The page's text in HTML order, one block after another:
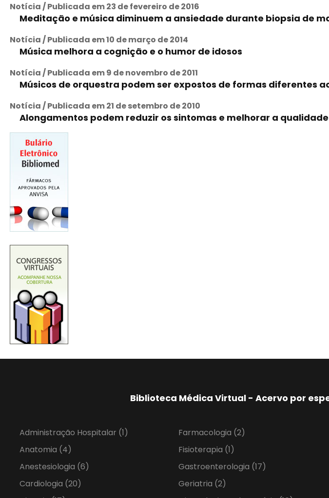
Notícia / Publicada em 23 de fevereiro de 2016
Meditação e música diminuem a ansiedade durante biopsia de
Notícia / Publicada em 10 de março de 2014
Música melhora a cognição e o humor de idosos
Notícia / Publicada em 9 de novembro de 2011
Músicos de orquestra podem ser expostos de formas diferentes
Notícia / Publicada em 21 de setembro de 2010
Alongamentos podem reduzir os sintomas e melhorar a
Biblioteca Médica Virtual - Acervo por
Administração Hospitalar (1)
Anatomia (4)
Anestesiologia (6)
Cardiologia (20)
Farmacologia (2)
Fisioterapia (1)
Gastroenterologia (17)
Geriatria (2)